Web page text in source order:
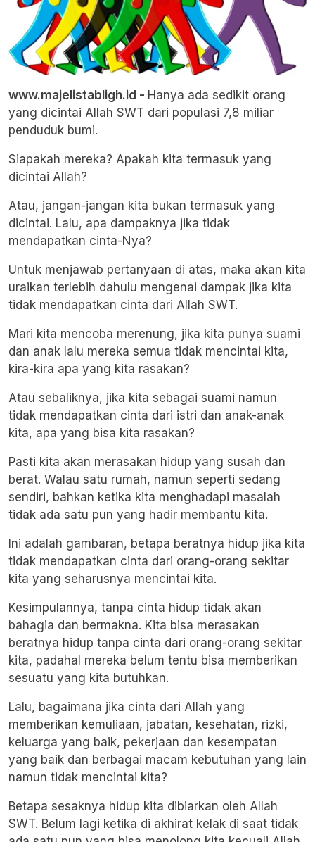
www.majelistabligh.id - Hanya ada sedikit orang
yang dicintai Allah SWT dari populasi 7,8 miliar
penduduk bumi.
Siapakah mereka? Apakah kita termasuk yang
dicintai Allah?
Atau, jangan-jangan kita bukan termasuk yang
dicintai. Lalu, apa dampaknya jika tidak
mendapatkan cinta-Nya?
Untuk menjawab pertanyaan di atas, maka akan kita
uraikan terlebih dahulu mengenai dampak jika kita
tidak mendapatkan cinta dari Allah SWT.
Mari kita mencoba merenung, jika kita punya suami
dan anak lalu mereka semua tidak mencintai kita,
kira-kira apa yang kita rasakan?
Atau sebaliknya, jika kita sebagai suami namun
tidak mendapatkan cinta dari istri dan anak-anak
kita, apa yang bisa kita rasakan?
Pasti kita akan merasakan hidup yang susah dan
berat. Walau satu rumah, namun seperti sedang
sendiri, bahkan ketika kita menghadapi masalah
tidak ada satu pun yang hadir membantu kita.
Ini adalah gambaran, betapa beratnya hidup jika kita
tidak mendapatkan cinta dari orang-orang sekitar
kita yang seharusnya mencintai kita.
Kesimpulannya, tanpa cinta hidup tidak akan
bahagia dan bermakna. Kita bisa merasakan
beratnya hidup tanpa cinta dari orang-orang sekitar
kita, padahal mereka belum tentu bisa memberikan
sesuatu yang kita butuhkan.
Lalu, bagaimana jika cinta dari Allah yang
memberikan kemuliaan, jabatan, kesehatan, rizki,
keluarga yang baik, pekerjaan dan kesempatan
yang baik dan berbagai macam kebutuhan yang lain
namun tidak mencintai kita?
Betapa sesaknya hidup kita dibiarkan oleh Allah
SWT. Belum lagi ketika di akhirat kelak di saat tidak